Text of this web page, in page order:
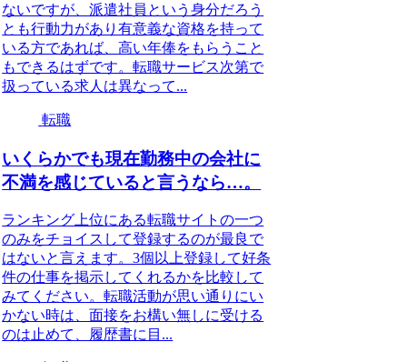
ないですが、派遣社員という身分だろう
とも行動力があり有意義な資格を持って
いる方であれば、高い年俸をもらうこと
もできるはずです。転職サービス次第で
扱っている求人は異なって...
転職
いくらかでも現在勤務中の会社に
不満を感じていると言うなら…。
ランキング上位にある転職サイトの一つ
のみをチョイスして登録するのが最良で
はないと言えます。3個以上登録して好条
件の仕事を掲示してくれるかを比較して
みてください。転職活動が思い通りにい
かない時は、面接をお構い無しに受ける
のは止めて、履歴書に目...